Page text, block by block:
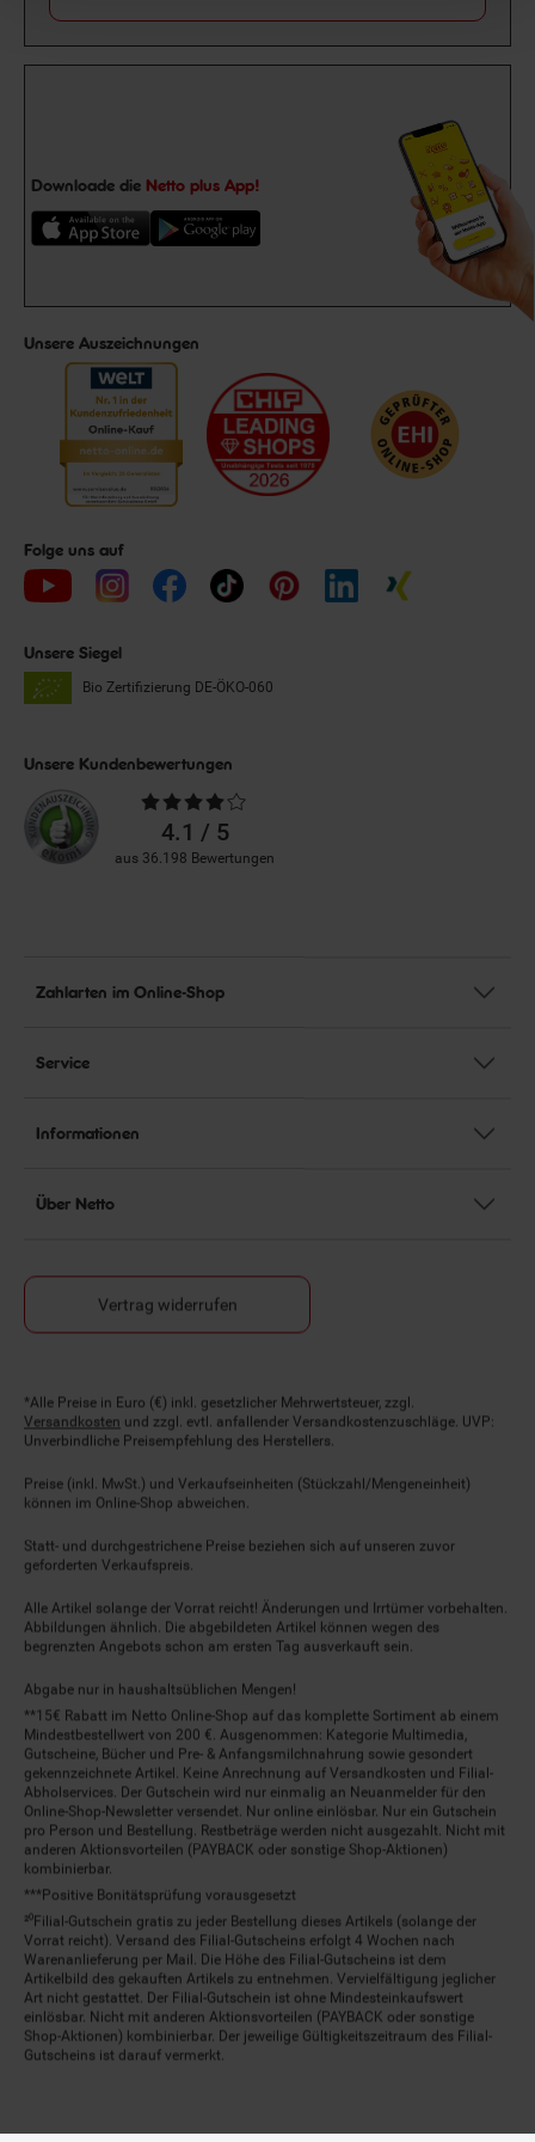
Downloade die Netto plus App!
Unsere Auszeichnungen
Folge uns auf
Unsere Siegel
Bio Zertifizierung DE-ÖKO-060
Unsere Kundenbewertungen
Durchschnittliche
Bewertungen4.1 / 5
aus 36.198 Bewertungen
Zahlarten im Online-Shop
Service
Informationen
Über Netto
Vertrag widerrufen
Fußnoten
*Alle Preise in Euro (€) inkl. gesetzlicher Mehrwertsteuer, zzgl.
Versandkosten und zzgl. evtl. anfallender Versandkostenzuschläge. UVP:
Unverbindliche Preisempfehlung des Herstellers.
Preise (inkl. MwSt.) und Verkaufseinheiten (Stückzahl/Mengeneinheit)
können im Online-Shop abweichen.
Statt- und durchgestrichene Preise beziehen sich auf unseren zuvor
geforderten Verkaufspreis.
Alle Artikel solange der Vorrat reicht! Änderungen und Irrtümer vorbehalten.
Abbildungen ähnlich. Die abgebildeten Artikel können wegen des
begrenzten Angebots schon am ersten Tag ausverkauft sein.
Abgabe nur in haushaltsüblichen Mengen!
**15€ Rabatt im Netto Online-Shop auf das komplette Sortiment ab einem
Mindestbestellwert von 200 €. Ausgenommen: Kategorie Multimedia,
Gutscheine, Bücher und Pre- & Anfangsmilchnahrung sowie gesondert
gekennzeichnete Artikel. Keine Anrechnung auf Versandkosten und Filial-
Abholservices. Der Gutschein wird nur einmalig an Neuanmelder für den
Online-Shop-Newsletter versendet. Nur online einlösbar. Nur ein Gutschein
pro Person und Bestellung. Restbeträge werden nicht ausgezahlt. Nicht mit
anderen Aktionsvorteilen (PAYBACK oder sonstige Shop-Aktionen)
kombinierbar.
***Positive Bonitätsprüfung vorausgesetzt
²⁰Filial-Gutschein gratis zu jeder Bestellung dieses Artikels (solange der
Vorrat reicht). Versand des Filial-Gutscheins erfolgt 4 Wochen nach
Warenanlieferung per Mail. Die Höhe des Filial-Gutscheins ist dem
Artikelbild des gekauften Artikels zu entnehmen. Vervielfältigung jeglicher
Art nicht gestattet. Der Filial-Gutschein ist ohne Mindesteinkaufswert
einlösbar. Nicht mit anderen Aktionsvorteilen (PAYBACK oder sonstige
Shop-Aktionen) kombinierbar. Der jeweilige Gültigkeitszeitraum des Filial-
Gutscheins ist darauf vermerkt.